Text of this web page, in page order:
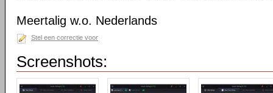
Meertalig w.o. Nederlands
Stel een correctie voor
Screenshots: